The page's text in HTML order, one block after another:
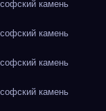
камень
камень
камень
камень